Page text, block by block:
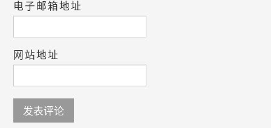
电子邮箱地址
网站地址